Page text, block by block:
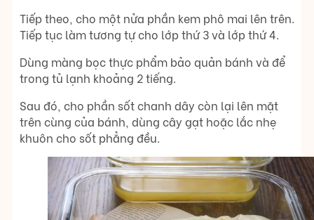
Tiếp theo, cho một nửa phần kem phô mai lên trên.
Tiếp tục làm tương tự cho lớp thứ 3 và lớp thứ 4.
Dùng màng bọc thực phẩm bảo quản bánh và để
trong tủ lạnh khoảng 2 tiếng.
Sau đó, cho phần sốt chanh dây còn lại lên mặt
trên cùng của bánh, dùng cây gạt hoặc lắc nhẹ
khuôn cho sốt phẳng đều.